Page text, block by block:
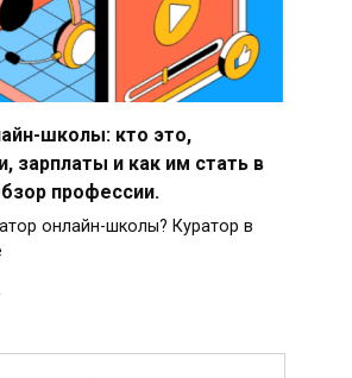
школы: кто это,
зарплаты и как им стать в
профессии.
онлайн-школы? Куратор в